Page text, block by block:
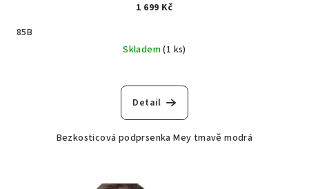
1 699 Kč
85B
Skladem(1 ks)
Detail
Bezkosticová podprsenka Mey tmavě modrá